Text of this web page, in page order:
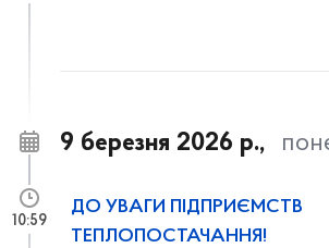
9 березня 2026 р.,
ДО УВАГИ ПІДПРИЄМСТВ
ТЕПЛОПОСТАЧАННЯ!
10:59